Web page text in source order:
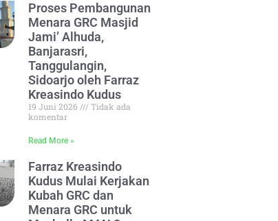
Proses Pembangunan
Menara GRC Masjid
Jami’ Alhuda,
Banjarasri,
Tanggulangin,
Sidoarjo oleh Farraz
Kreasindo Kudus
19 Juni 2026
Tidak ada
komentar
Read More »
Farraz Kreasindo
Kudus Mulai Kerjakan
Kubah GRC dan
Menara GRC untuk